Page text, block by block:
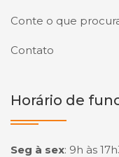
Conte o que
Contato
Horário de
Seg à sex: 9h às